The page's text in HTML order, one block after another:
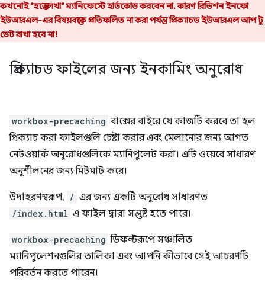
কখনোই "হস্তে লেখা" ম্যানিফেস্টে হার্ডকোড করবেন না, কারণ রিভিশন ইনফো
ইউআরএল-এর বিষয়বস্তুকে প্রতিফলিত না করা পর্যন্ত প্রিক্যাচড ইউআরএল আপ টু
ডেট রাখা হবে না!
প্রিক্যাচড ফাইলের জন্য ইনকামিং অনুরোধ
workbox-precaching বাক্সের বাইরে যে কাজটি করবে তা হল
প্রিক্যাচ করা ফাইলগুলি চেষ্টা করার এবং মেলানোর জন্য আগত
নেটওয়ার্ক অনুরোধগুলিকে ম্যানিপুলেট করা। এটি ওয়েবে সাধারণ
অনুশীলনের জন্য মিটমাট করে।
উদাহরণস্বরূপ, / এর জন্য একটি অনুরোধ সাধারণত
/index.html এ ফাইল দ্বারা সন্তুষ্ট হতে পারে।
workbox-precaching ডিফল্টরূপে সঞ্চালিত
ম্যানিপুলেশনগুলির তালিকা এবং আপনি কীভাবে সেই আচরণটি
পরিবর্তন করতে পারেন।